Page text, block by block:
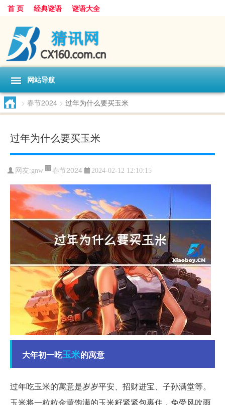
首 页 经典谜语 谜语大全
网站导航
> 春节2024 > 过年为什么要买玉米
过年为什么要买玉米
网友:gnw 春节2024 2024-02-12 12:10:15
大年初一吃玉米的寓意
过年吃玉米的寓意是岁岁平安、招财进宝、子孙满堂等。
玉米将一粒粒金黄饱满的玉米籽紧紧包裹住，免受风吹雨